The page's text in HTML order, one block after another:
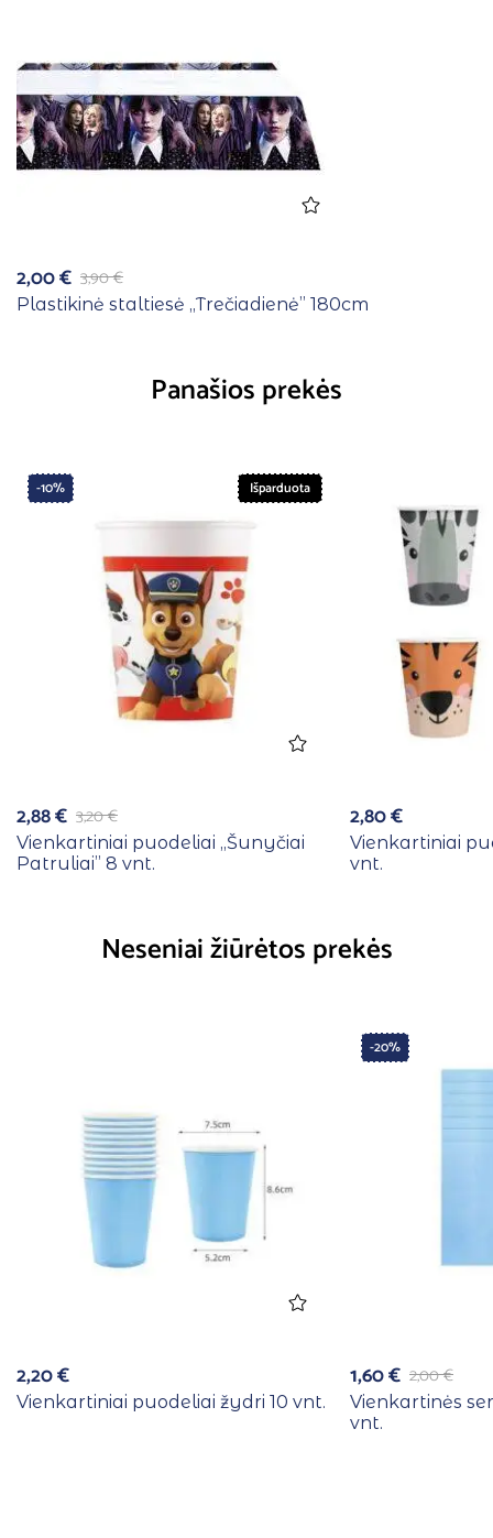
3,90€
2,00€
Plastikinė staltiesė ,,Trečiadienė” 180cm
Panašios prekės
-10% Išparduota
3,20€
2,88€
Vienkartiniai puodeliai ,,Šunyčiai
Patruliai” 8 vnt.
2,80€
Vienkartiniai
vnt.
Neseniai žiūrėtos prekės
2,20€
Vienkartiniai puodeliai žydri 10 vnt.
-20%
2,00€
1,60€
Vienkartinės
vnt.